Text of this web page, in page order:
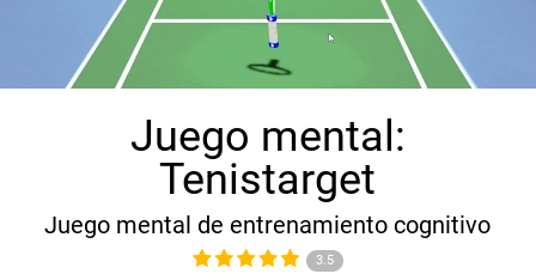
Juego mental:
Tenistarget
Juego mental de entrenamiento cognitivo
3.5